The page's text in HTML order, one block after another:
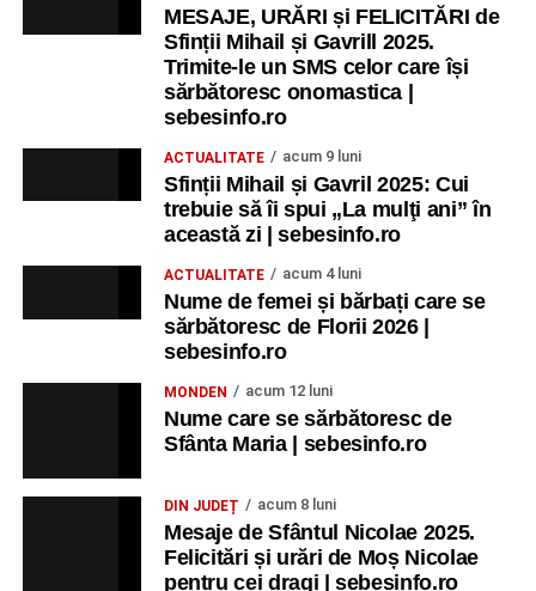
MESAJE, URĂRI și FELICITĂRI de
Sfinții Mihail și Gavrill 2025.
Trimite-le un SMS celor care își
sărbătoresc onomastica |
sebesinfo.ro
ACTUALITATE acum 9 luni
Sfinții Mihail și Gavril 2025: Cui
trebuie să îi spui „La mulţi ani” în
această zi | sebesinfo.ro
ACTUALITATE acum 4 luni
Nume de femei și bărbați care se
sărbătoresc de Florii 2026 |
sebesinfo.ro
MONDEN acum 12 luni
Nume care se sărbătoresc de
Sfânta Maria | sebesinfo.ro
DIN JUDEȚ acum 8 luni
Mesaje de Sfântul Nicolae 2025.
Felicitări și urări de Moș Nicolae
pentru cei dragi | sebesinfo.ro